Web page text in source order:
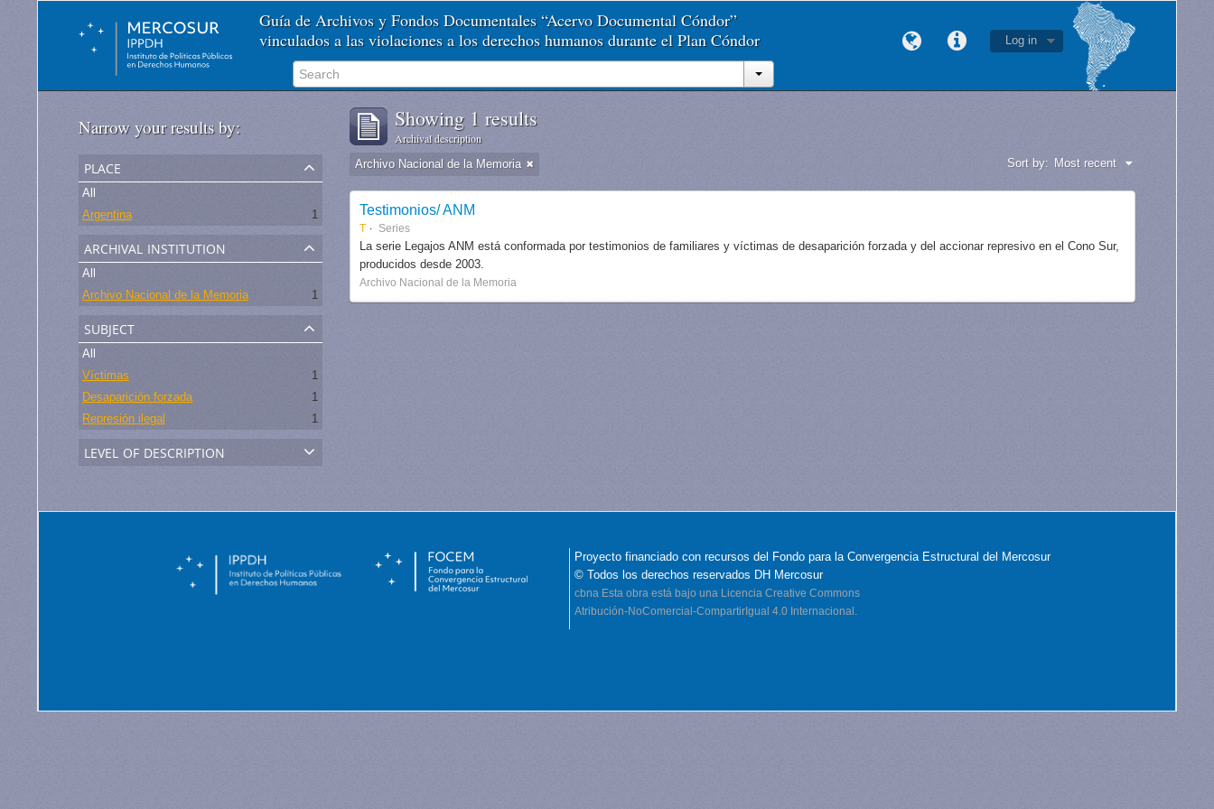
Guía de Archivos y Fondos Documentales “Acervo Documental Cóndor”
vinculados a las violaciones a los derechos humanos durante el Plan Cóndor
Log in
Narrow your results by:
place
All
Argentina
1
archival institution
All
Archivo Nacional de la Memoria
1
subject
All
Víctimas
1
Desaparición forzada
1
Represión ilegal
1
level of description
Showing 1 results
Archival description
Archivo Nacional de la Memoria Sort by: Most recent
Testimonios/ ANM
T Series
La serie Legajos ANM está conformada por testimonios de familiares y víctimas de desaparición forzada y del accionar represivo en el Cono Sur,
producidos desde 2003.
Archivo Nacional de la Memoria
Proyecto financiado con recursos del Fondo para la Convergencia Estructural del Mercosur
© Todos los derechos reservados DH Mercosur
cbna Esta obra está bajo una Licencia Creative Commons
Atribución-NoComercial-CompartirIgual 4.0 Internacional.